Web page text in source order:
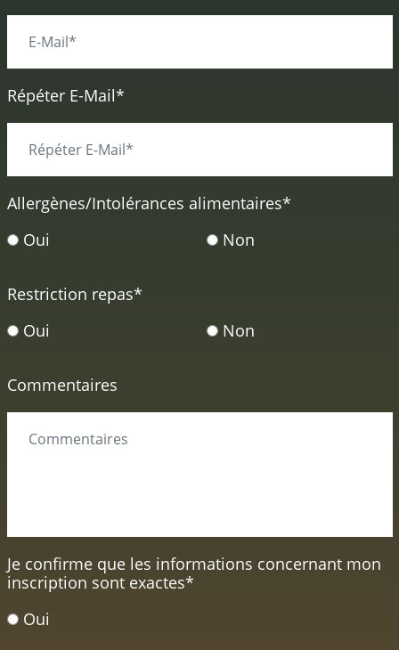
Répéter E-Mail*
Allergènes/Intolérances alimentaires*
Oui
Non
Restriction repas*
Oui
Non
Commentaires
Je confirme que les informations concernant mon
inscription sont exactes*
Oui